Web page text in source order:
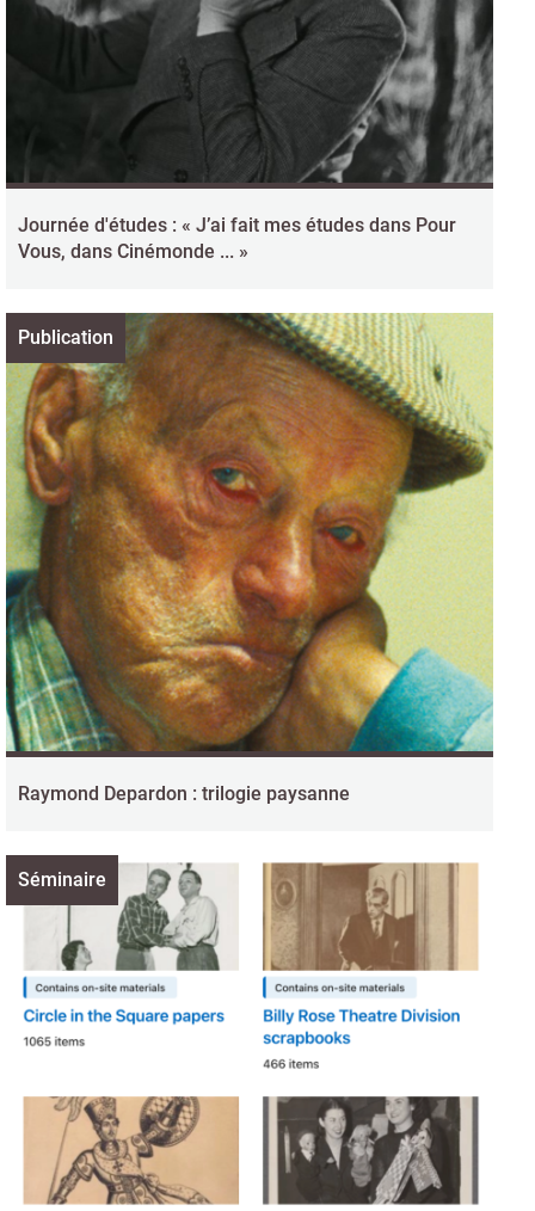
Journée d'études : « J’ai fait mes études dans Pour
Vous, dans Cinémonde ... »
Publication
Raymond Depardon : trilogie paysanne
Séminaire